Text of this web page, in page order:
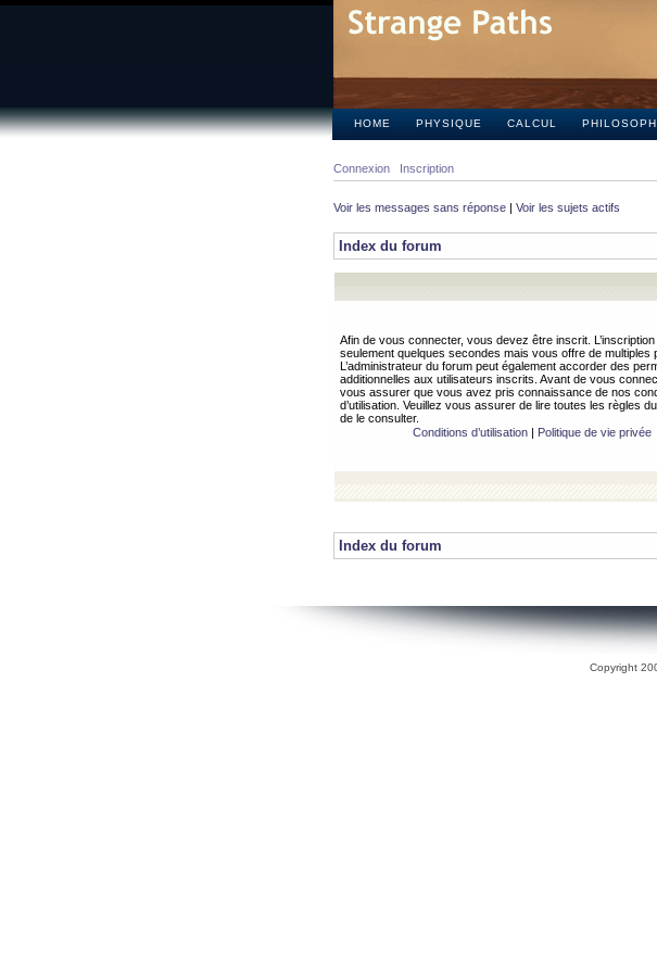
HOME PHYSIQUE CALCUL
Connexion Inscription
Voir les messages sans réponse | Voir les sujets actifs
Index du forum
Afin de vous connecter, vous devez être inscrit.
seulement quelques secondes mais vous offre de multiples
L’administrateur du forum peut également accorder des
additionnelles aux utilisateurs inscrits. Avant de vous
vous assurer que vous avez pris connaissance de nos
d’utilisation. Veuillez vous assurer de lire toutes les règles
de le consulter.
Conditions d’utilisation| Politique de vie privée
Index du forum
Copyright